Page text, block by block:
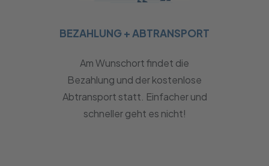
BEZAHLUNG + ABTRANSPORT
Am Wunschort findet die
Bezahlung und der kostenlose
Abtransport statt. Einfacher und
schneller geht es nicht!